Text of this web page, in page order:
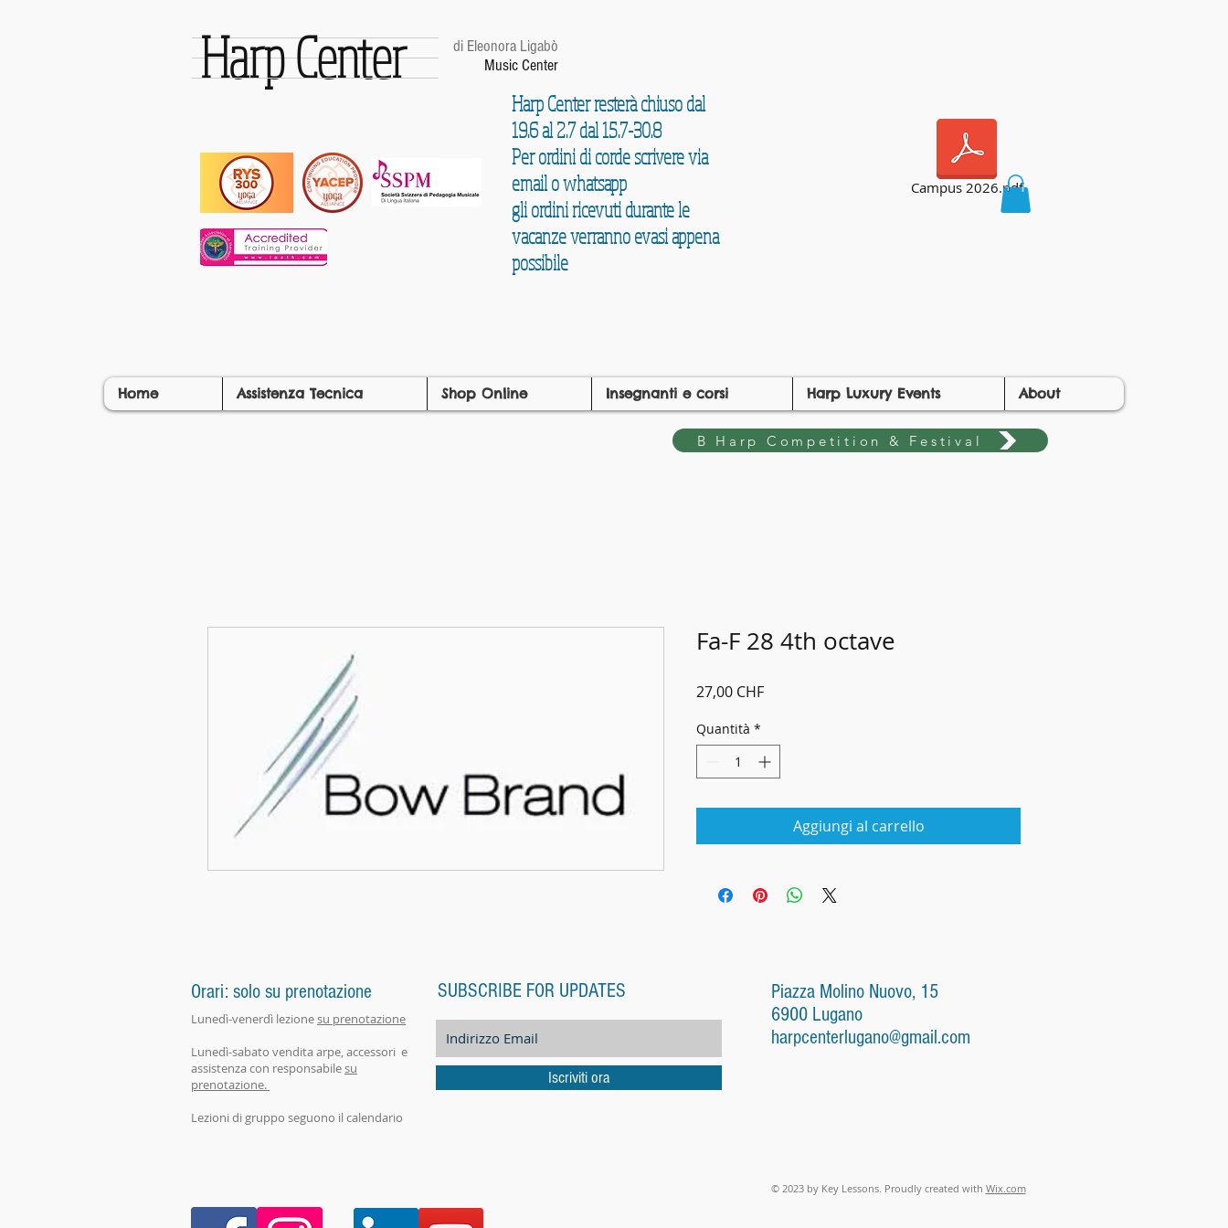
Harp Center
di Eleonora Ligabò
Music Center
Harp Center resterà chiuso dal
19.6 al 2.7 dal 15.7-30.8
Per ordini di corde scrivere via
email o whatsapp
gli ordini ricevuti durante le
vacanze verranno evasi appena
possibile
Campus 2026.pdf
Home Assistenza Tecnica Shop Online Insegnanti e corsi Harp Luxury Events About
B Harp Competition & Festival
Fa-F 28 4th octave
27,00 CHFPrezzo
Quantità *
Aggiungi al carrello
Orari: solo su prenotazione
Lunedì-venerdì lezionesu prenotazione
Lunedì-sabato vendita arpe, accessori e
assistenza con responsabilesu
prenotazione.
Lezioni di gruppo seguono il calendario
SUBSCRIBE FOR UPDATES
Iscriviti ora
Piazza Molino Nuovo, 15
6900 Lugano
harpcenterlugano@gmail.com
© 2023 by Key Lessons. Proudly created with Wix.com